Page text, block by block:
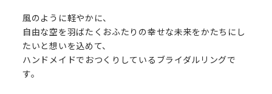
風のように軽やかに、
自由な空を羽ばたくおふたりの幸せな未来をかたちにし
たいと想いを込めて、
ハンドメイドでおつくりしているブライダルリングで
す。